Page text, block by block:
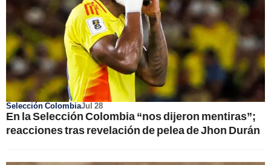
Selección ColombiaJul 28
En la Selección Colombia “nos dijeron mentiras”;
reacciones tras revelación de pelea de Jhon Durán